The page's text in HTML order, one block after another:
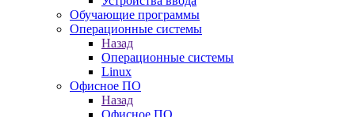
Обучающие программы
Операционные системы
Назад
Операционные системы
Linux
Офисное ПО
Назад
Офисное ПО